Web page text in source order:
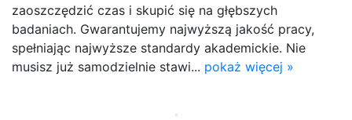
zaoszczędzić czas i skupić się na głębszych
badaniach. Gwarantujemy najwyższą jakość pracy,
spełniając najwyższe standardy akademickie. Nie
musisz już samodzielnie stawi... pokaż więcej »